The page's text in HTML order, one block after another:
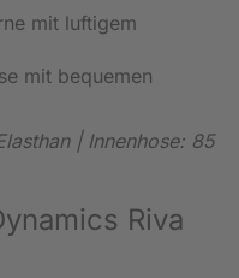
mit luftigem
mit bequemen
| Innenhose: 85
Riva